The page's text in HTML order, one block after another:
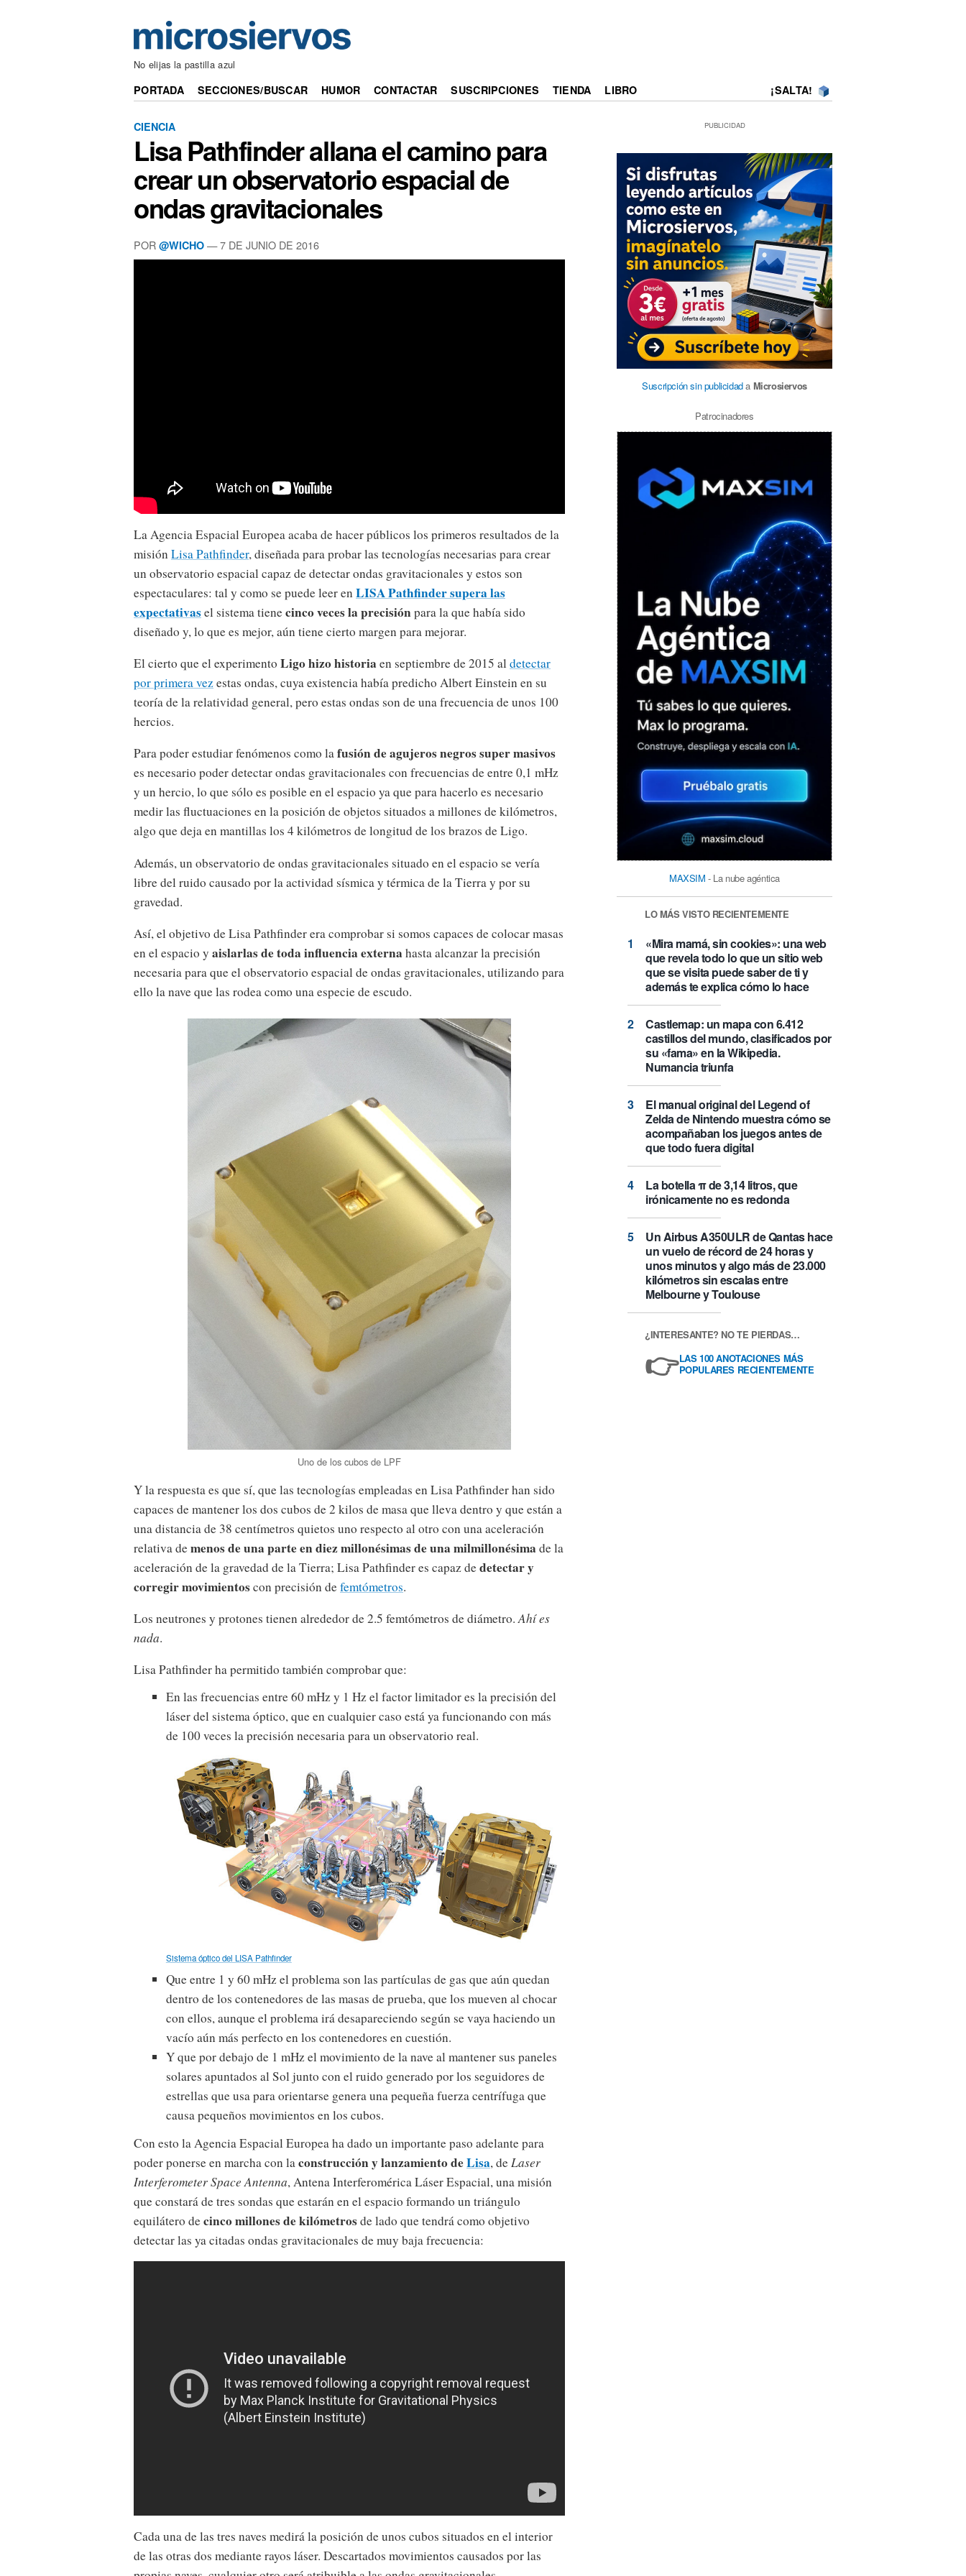
No elijas la pastilla azul
PORTADA SECCIONES/BUSCAR HUMOR CONTACTAR SUSCRIPCIONES TIENDA LIBRO ¡SALTA!
CIENCIA
Lisa Pathfinder allana el camino para
crear un observatorio espacial de
ondas gravitacionales
POR @WICHO — 7 DE JUNIO DE 2016
La Agencia Espacial Europea acaba de hacer públicos los primeros resultados de la
misiónLisa Pathfinder, diseñada para probar las tecnologías necesarias para crear
un observatorio espacial capaz de detectar ondas gravitacionales y estos son
espectaculares: tal y como se puede leer enLISA Pathfinder supera las
expectativasel sistema tienecinco veces la precisiónpara la que había sido
diseñado y, lo que es mejor, aún tiene cierto margen para mejorar.
El cierto que el experimento Ligo hizo historia en septiembre de 2015 aldetectar
por primera vezestas ondas, cuya existencia había predicho Albert Einstein en su
teoría de la relatividad general, pero estas ondas son de una frecuencia de unos 100
hercios.
Para poder estudiar fenómenos como lafusión de agujeros negros super masivos
es necesario poder detectar ondas gravitacionales con frecuencias de entre 0,1 mHz
y un hercio, lo que sólo es posible en el espacio ya que para hacerlo es necesario
medir las fluctuaciones en la posición de objetos situados a millones de kilómetros,
algo que deja en mantillas los 4 kilómetros de longitud de los brazos de Ligo.
Además, un observatorio de ondas gravitacionales situado en el espacio se vería
libre del ruido causado por la actividad sísmica y térmica de la Tierra y por su
gravedad.
Así, el objetivo de Lisa Pathfinder era comprobar si somos capaces de colocar masas
en el espacio y aislarlas de toda influencia externa hasta alcanzar la precisión
necesaria para que el observatorio espacial de ondas gravitacionales, utilizando para
ello la nave que las rodea como una especie de escudo.
Uno de los cubos de LPF
Y la respuesta es que sí, que las tecnologías empleadas en Lisa Pathfinder han sido
capaces de mantener los dos cubos de 2 kilos de masa que lleva dentro y que están a
una distancia de 38 centímetros quietos uno respecto al otro con una aceleración
relativa demenos de una parte en diez millonésimas de una milmillonésima de la
aceleración de la gravedad de la Tierra; Lisa Pathfinder es capaz dedetectar y
corregir movimientoscon precisión defemtómetros.
Los neutrones y protones tienen alrededor de 2.5 femtómetros de diámetro.Ahí es
nada.
Lisa Pathfinder ha permitido también comprobar que:
En las frecuencias entre 60 mHz y 1 Hz el factor limitador es la precisión del
láser del sistema óptico, que en cualquier caso está ya funcionando con más
de 100 veces la precisión necesaria para un observatorio real.
Sistema óptico del LISA Pathfinder
Que entre 1 y 60 mHz el problema son las partículas de gas que aún quedan
dentro de los contenedores de las masas de prueba, que los mueven al chocar
con ellos, aunque el problema irá desapareciendo según se vaya haciendo un
vacío aún más perfecto en los contenedores en cuestión.
Y que por debajo de 1 mHz el movimiento de la nave al mantener sus paneles
solares apuntados al Sol junto con el ruido generado por los seguidores de
estrellas que usa para orientarse genera una pequeña fuerza centrífuga que
causa pequeños movimientos en los cubos.
Con esto la Agencia Espacial Europea ha dado un importante paso adelante para
poder ponerse en marcha con laconstrucción y lanzamiento deLisa, deLaser
Interferometer Space Antenna, Antena Interferomérica Láser Espacial, una misión
que constará de tres sondas que estarán en el espacio formando un triángulo
equilátero decinco millones de kilómetrosde lado que tendrá como objetivo
detectar las ya citadas ondas gravitacionales de muy baja frecuencia:
Cada una de las tres naves medirá la posición de unos cubos situados en el interior
de las otras dos mediante rayos láser. Descartados movimientos causados por las
PUBLICIDAD
Suscripción sin publicidada Microsiervos
Patrocinadores
MAXSIM - La nube agéntica
LO MÁS VISTO RECIENTEMENTE
«Mira mamá, sin cookies»: una web
que revela todo lo que un sitio web
que se visita puede saber de ti y
además te explica cómo lo hace
Castlemap: un mapa con 6.412
castillos del mundo, clasificados por
su «fama» en la Wikipedia.
Numancia triunfa
El manual original del Legend of
Zelda de Nintendo muestra cómo se
acompañaban los juegos antes de
que todo fuera digital
La botella π de 3,14 litros, que
irónicamente no es redonda
Un Airbus A350ULR de Qantas hace
un vuelo de récord de 24 horas y
unos minutos y algo más de 23.000
kilómetros sin escalas entre
Melbourne y Toulouse
¿INTERESANTE? NO TE PIERDAS…
👉LAS 100 ANOTACIONES MÁS
POPULARES RECIENTEMENTE